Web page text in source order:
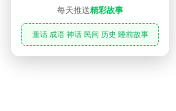
每天推送精彩故事
童话 成语 神话 民间 历史 睡前故事